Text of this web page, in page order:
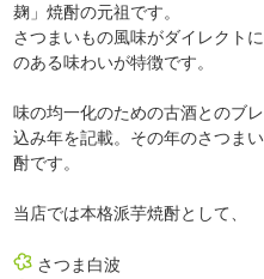
麹」焼酎の元祖です。
さつまいもの風味がダイレクト
のある味わいが特徴です。
味の均一化のための古酒とのブ
込み年を記載。その年のさつま
酎です。
当店では本格派芋焼酎として、
さつま白波